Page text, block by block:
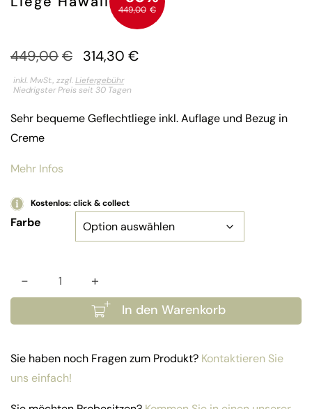
449,00 €
449,00€ 314,30 €
inkl. MwSt., zzgl.Liefergebühr
Niedrigster Preis seit 30 Tagen
Sehr bequeme Geflechtliege inkl. Auflage und Bezug in
Creme
Mehr Infos
Kostenlos: click & collect
Farbe
Liege Hawaii Menge
- +
In den Warenkorb
Sie haben noch Fragen zum Produkt? Kontaktieren Sie
uns einfach!